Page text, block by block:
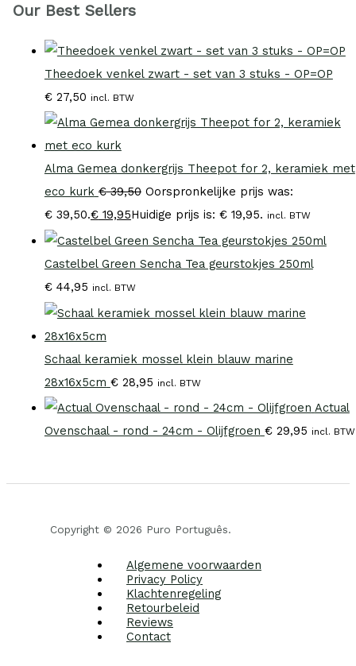
Our Best Sellers
Theedoek venkel zwart - set van 3 stuks - OP=OP
€27,50 incl. BTW
Alma Gemea donkergrijs Theepot for 2, keramiek met
eco kurk €39,50 Oorspronkelijke prijs was:
€ 39,50.€19,95Huidige prijs is: € 19,95. incl. BTW
Castelbel Green Sencha Tea geurstokjes 250ml
€44,95 incl. BTW
Schaal keramiek mossel klein blauw marine
28x16x5cm €28,95 incl. BTW
Actual
Ovenschaal - rond - 24cm - Olijfgroen €29,95 incl. BTW
Copyright © 2026 Puro Português.
Algemene voorwaarden
Privacy Policy
Klachtenregeling
Retourbeleid
Reviews
Contact